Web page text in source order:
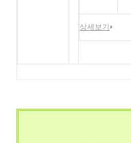
상세보기